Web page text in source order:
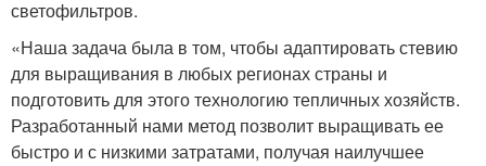
светофильтров.
«Наша задача была в том, чтобы адаптировать стевию
для выращивания в любых регионах страны и
подготовить для этого технологию тепличных хозяйств.
Разработанный нами метод позволит выращивать ее
быстро и с низкими затратами, получая наилучшее